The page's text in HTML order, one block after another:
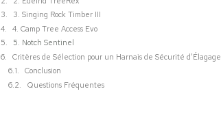
3. Singing Rock Timber III
4. Camp Tree Access Evo
5. Notch Sentinel
Critères de Sélection pour un Harnais de Sécurité d’Élagage
Conclusion
Questions Fréquentes